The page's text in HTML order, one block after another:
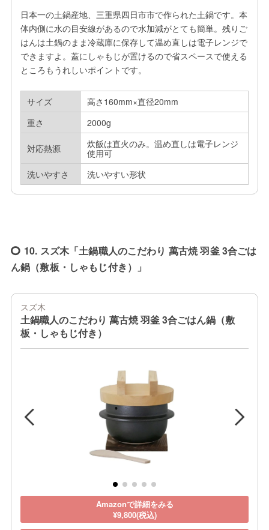
日本一の土鍋産地、三重県四日市市で作られた土鍋です。本
体内側に水の目安線があるので水加減がとても簡単。残りご
はんは土鍋のまま冷蔵庫に保存して温め直しは電子レンジで
できますよ。蓋にしゃもじが置けるので省スペースで使える
ところもうれしいポイントです。
サイズ
高さ160mm×直径20mm
重さ
2000g
対応熱源
炊飯は直火のみ。温め直しは電子レンジ
使用可
洗いやすさ
洗いやすい形状
10. スズ木「土鍋職人のこだわり 萬古焼 羽釜 3合ごは
ん鍋（敷板・しゃもじ付き）」
スズ木
土鍋職人のこだわり 萬古焼 羽釜 3合ごはん鍋（敷
板・しゃもじ付き）
Amazonで詳細をみる
¥9,800(税込)